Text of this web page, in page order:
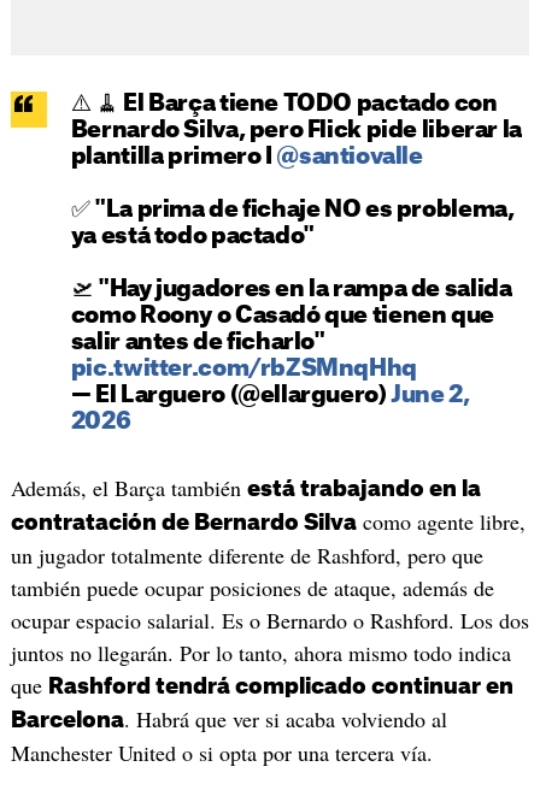
⚠️ 🧹 El Barça tiene TODO pactado con
Bernardo Silva, pero Flick pide liberar la
plantilla primero I @santiovalle
✅ "La prima de fichaje NO es problema,
ya está todo pactado"
🛫 "Hay jugadores en la rampa de salida
como Roony o Casadó que tienen que
salir antes de ficharlo"
pic.twitter.com/rbZSMnqHhq
— El Larguero (@ellarguero)June 2,
2026
Además, el Barça también está trabajando en la
contratación de Bernardo Silvacomo agente libre,
un jugador totalmente diferente de Rashford, pero que
también puede ocupar posiciones de ataque, además de
ocupar espacio salarial. Es o Bernardo o Rashford. Los dos
juntos no llegarán. Por lo tanto, ahora mismo todo indica
que Rashford tendrá complicado continuar en
Barcelona. Habrá que ver si acaba volviendo al
Manchester United o si opta por una tercera vía.